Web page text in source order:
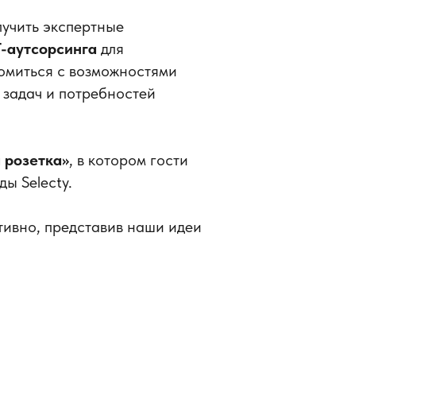
экспертные
аутсорсинга для
с возможностями
и потребностей
, в котором гости
Selecty.
представив наши идеи